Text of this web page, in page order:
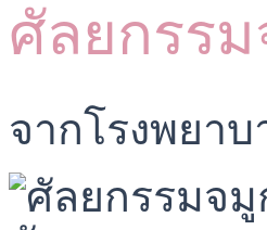
ศัลยกรร
จากโรงพยาบ